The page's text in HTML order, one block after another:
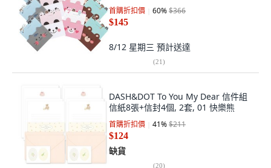
首購折扣價 60%$366
$145
8/12 星期三 預計送達
(21)
DASH&DOT To You My Dear 信件組
信紙8張+信封4個, 2套, 01 快樂熊
首購折扣價 41%$211
$124
缺貨
(20)